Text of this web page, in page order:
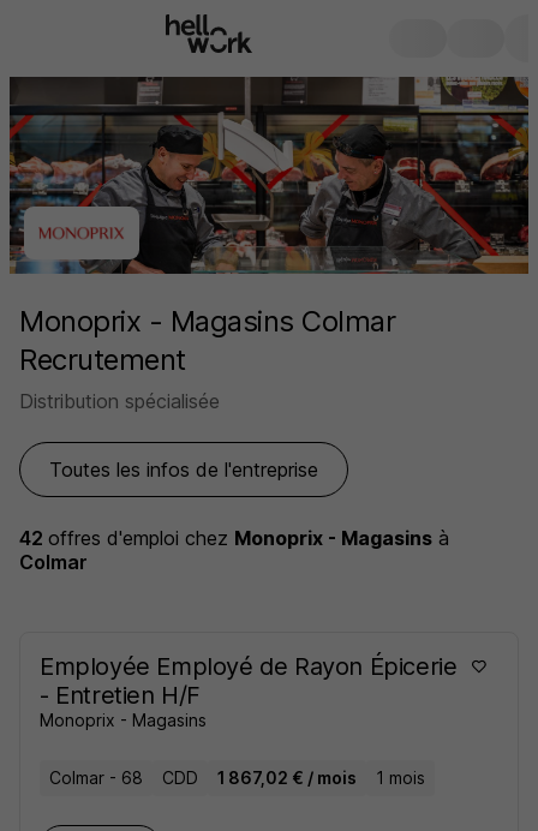
Monoprix - Magasins Colmar
Recrutement
Distribution spécialisée
Toutes les infos de l'entreprise
42 offres d'emploi chez Monoprix - Magasins à
Colmar
Employée Employé de Rayon Épicerie
- Entretien H/F
Monoprix - Magasins
Colmar - 68 CDD 1 867,02 € / mois 1 mois